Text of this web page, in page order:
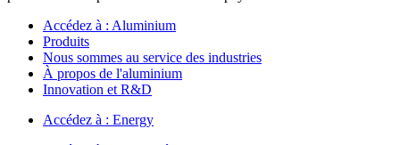
Accédez à : Aluminium
Produits
Nous sommes au service des industries
À propos de l'aluminium
Innovation et R&D
Accédez à : Energy